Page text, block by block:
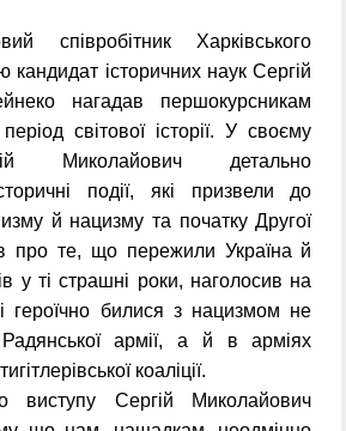
співробітник Харківського
кандидат історичних наук Сергій
нагадав першокурсникам
світової історії. У своєму
Миколайович детально
події, які призвели до
й нацизму та початку Другої
про те, що пережили Україна й
у ті страшні роки, наголосив на
героїчно билися з нацизмом не
армії, а й в арміях
коаліції.
виступу Сергій Миколайович